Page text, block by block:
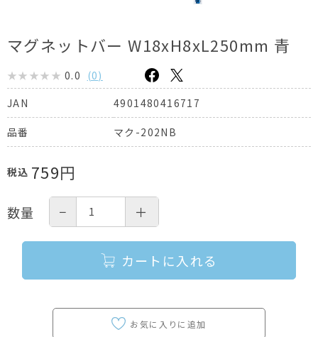
マグネットバー W18xH8xL250mm 青
0.0 (0)
JAN
4901480416717
品番 マク-202NB
税込 759円
数量 − ＋
カートに入れる